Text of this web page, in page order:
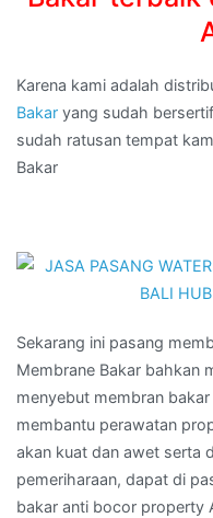
Karena kami adalah
Bakar yang sudah
sudah ratusan tempat
Bakar
Sekarang ini pasang
Membrane Bakar bahkan
menyebut membran
membantu perawatan
akan kuat dan awet serta
pemeriharaan, dapat di
bakar anti bocor property